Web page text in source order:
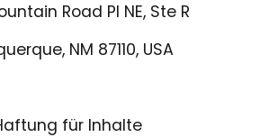
Road Pl NE, Ste R
NM 87110, USA
für Inhalte